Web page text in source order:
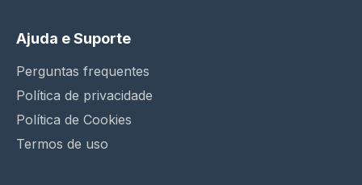
Ajuda e Suporte
Perguntas frequentes
Política de privacidade
Política de Cookies
Termos de uso